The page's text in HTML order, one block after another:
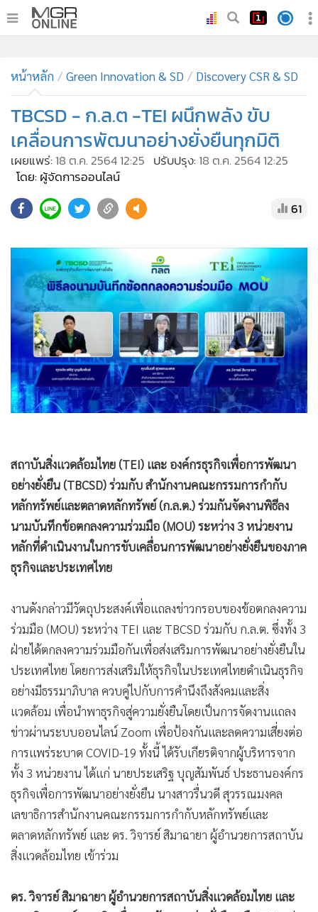
• ทันเหตุการณ์
• ภาคใต้
• ภูมิภาค
• Online Section
• บันเทิง
ผู้จัดการรายวัน
• คอลัมนิสต์
• CbizReview
Cyber BIZ
ผู้จัดกวน
• Good health & Well-being
• Green Innovation & SD
• Management & HR
• MGR Live
• Infographic
• กีฬา
• ต่างประเทศ
Special Scoop
เศรษฐกิจ-ธุรกิจ
จีน
• อาชญากรรม
• Motoring
• เกม
• วิทยาศาสตร์
• SMEs
• หุ้น
• อินโดจีน
• กองทุนรวม
• Celeb Online
• Factcheck
• ญี่ปุ่น
•
News1
หน้าหลัก Green Innovation & SD Discovery CSR & SD
TBCSD - ก.ล.ต -TEI ผนึกพลัง ขับ
เคลื่อนการพัฒนาอย่างยั่งยืนทุกมิติ
โดย: ผู้จัดการออนไลน์
สถาบันสิ่งแวดล้อมไทย (TEI) และ องค์กรธุรกิจเพื่อการพัฒนา
อย่างยั่งยืน (TBCSD) ร่วมกับ สำนักงานคณะกรรมการกำกับ
นามบันทึกข้อตกลงความร่วมมือ (MOU) ระหว่าง 3 หน่วยงาน
หลักที่ดำเนินงานในการขับเคลื่อนการพัฒนาอย่างยั่งยืนของภาค
ธุรกิจและประเทศไทย
งานดังกล่าวมีวัตถุประสงค์เพื่อแถลงข่าวกรอบของข้อตกลงความ
ร่วมมือ (MOU) ระหว่าง TEI และ TBCSD ร่วมกับ ก.ล.ต. ซึ่งทั้ง 3
ฝ่ายได้ตกลงความร่วมมือกันเพื่อส่งเสริมการพัฒนาอย่างยั่งยืนใน
ประเทศไทย โดยการส่งเสริมให้ธุรกิจในประเทศไทยดำเนินธุรกิจ
อย่างมีธรรมาภิบาล ควบคู่ไปกับการคำนึงถึงสังคมและสิ่ง
แวดล้อม เพื่อนำพาธุรกิจสู่ความยั่งยืนโดยเป็นการจัดงานแถลง
ข่าวผ่านระบบออนไลน์ Zoom เพื่อป้องกันและลดความเสี่ยงต่อ
การแพร่ระบาด COVID-19 ทั้งนี้ ได้รับเกียรติจากผู้บริหารจาก
ทั้ง 3 หน่วยงาน ได้แก่ นายประเสริฐ บุญสัมพันธ์ ประธานองค์กร
เลขาธิการสำนักงานคณะกรรมการกำกับหลักทรัพย์และ